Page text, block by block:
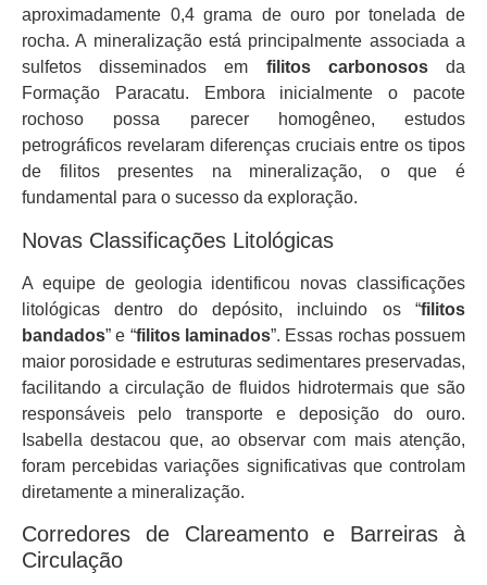
aproximadamente 0,4 grama de ouro por tonelada de
rocha. A mineralização está principalmente associada a
sulfetos disseminados em filitos carbonososda
Formação Paracatu. Embora inicialmente o pacote
rochoso possa parecer homogêneo, estudos
petrográficos revelaram diferenças cruciais entre os tipos
de filitos presentes na mineralização, o que é
fundamental para o sucesso da exploração.
Novas Classificações Litológicas
A equipe de geologia identificou novas classificações
litológicas dentro do depósito, incluindo os “filitos
bandados” e “filitos laminados”. Essas rochas possuem
maior porosidade e estruturas sedimentares preservadas,
facilitando a circulação de fluidos hidrotermais que são
responsáveis pelo transporte e deposição do ouro.
Isabella destacou que, ao observar com mais atenção,
foram percebidas variações significativas que controlam
diretamente a mineralização.
Corredores de Clareamento e Barreiras à
Circulação